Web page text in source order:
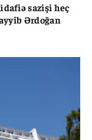
sazişi heç
Ərdoğan